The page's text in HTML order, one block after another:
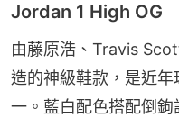
Jordan 1 High OG
由藤原浩、Travis
造的神級鞋款，是近
一。藍白配色搭配倒鉤